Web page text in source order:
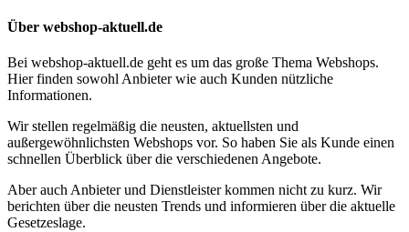
Über webshop-aktuell.de
Bei webshop-aktuell.de geht es um das große Thema Webshops.
Hier finden sowohl Anbieter wie auch Kunden nützliche
Informationen.
Wir stellen regelmäßig die neusten, aktuellsten und
außergewöhnlichsten Webshops vor. So haben Sie als Kunde einen
schnellen Überblick über die verschiedenen Angebote.
Aber auch Anbieter und Dienstleister kommen nicht zu kurz. Wir
berichten über die neusten Trends und informieren über die aktuelle
Gesetzeslage.